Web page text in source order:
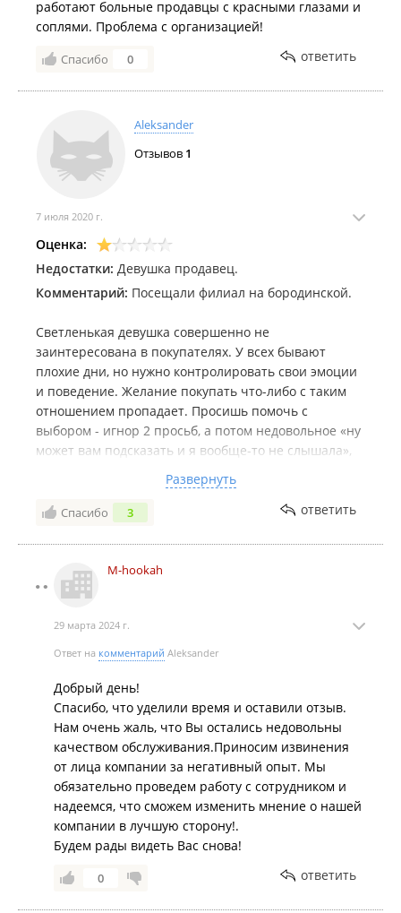
работают больные продавцы с красными глазами и
соплями. Проблема с организацией!
Спасибо 0 ответить
Aleksander
Отзывов 1
7 июля 2020 г.
Оценка:
Недостатки: Девушка продавец.
Комментарий: Посещали филиал на бородинской.
Светленькая девушка совершенно не
заинтересована в покупателях. У всех бывают
плохие дни, но нужно контролировать свои эмоции
и поведение. Желание покупать что-либо с таким
отношением пропадает. Просишь помочь с
выбором - игнор 2 просьб, а потом недовольное «ну
может вам подсказать и я вообще-то не слышала»,
вопрос по ассортименту - недовольные ответы даже
не смотря на тебя, будто к ней домой пришли.
нос, а затем с повышенной и недовольной
интонацией повторяет.
- Что посоветуете из этой линейки попробовать?
- ну вот это *тыкает в один табак и называет
название*
Название уже сами прочитали, в магазин
приходишь, чтобы проконсультироваться со
ЗНАЮЩИМ человеком, который сориентирует,
поможет определиться, а в итоге получаешь такое
обслуживание. Был во всех ваших филиалах и
всегда все было на высшем уровне. Продавцы,
знающие и понимающие, о чем говорят,
доброжелательные. А эта девушка просто финиш.
Развернуть
Спасибо 3 ответить
M-hookah
29 марта 2024 г.
Ответ на комментарий Aleksander
Добрый день!
Спасибо, что уделили время и оставили отзыв.
Нам очень жаль, что Вы остались недовольны
качеством обслуживания.Приносим извинения
от лица компании за негативный опыт. Мы
обязательно проведем работу с сотрудником и
надеемся, что сможем изменить мнение о нашей
компании в лучшую сторону!.
Будем рады видеть Вас снова!
0 ответить